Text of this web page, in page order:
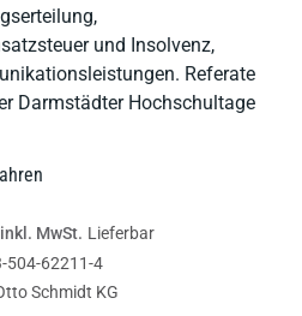
und Insolvenz,
Referate
Darmstädter Hochschultage
inkl. MwSt. Lieferbar
504-62211-4
Schmidt KG